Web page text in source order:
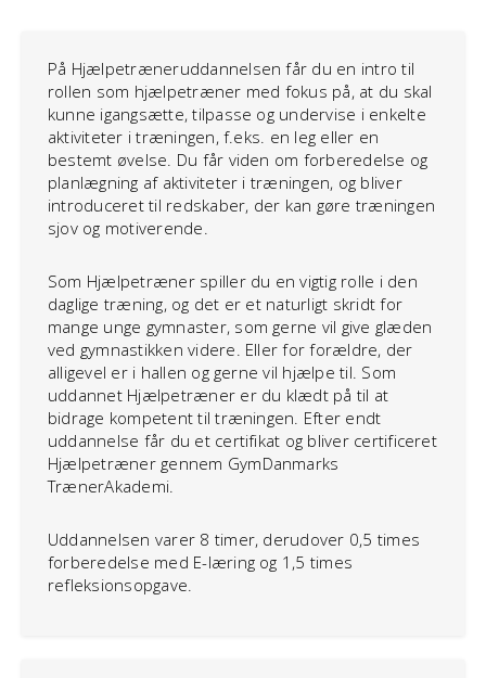
På Hjælpetræneruddannelsen får du en intro til
rollen som hjælpetræner med fokus på, at du skal
kunne igangsætte, tilpasse og undervise i enkelte
aktiviteter i træningen, f.eks. en leg eller en
bestemt øvelse. Du får viden om forberedelse og
planlægning af aktiviteter i træningen, og bliver
introduceret til redskaber, der kan gøre træningen
sjov og motiverende.
Som Hjælpetræner spiller du en vigtig rolle i den
daglige træning, og det er et naturligt skridt for
mange unge gymnaster, som gerne vil give glæden
ved gymnastikken videre. Eller for forældre, der
alligevel er i hallen og gerne vil hjælpe til. Som
uddannet Hjælpetræner er du klædt på til at
bidrage kompetent til træningen. Efter endt
uddannelse får du et certifikat og bliver certificeret
Hjælpetræner gennem GymDanmarks
TrænerAkademi.
Uddannelsen varer 8 timer, derudover 0,5 times
forberedelse med E-læring og 1,5 times
refleksionsopgave.